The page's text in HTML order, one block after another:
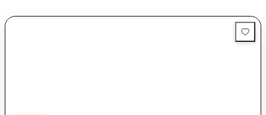
сезон планините около столицата предлагат чист въздух, красива